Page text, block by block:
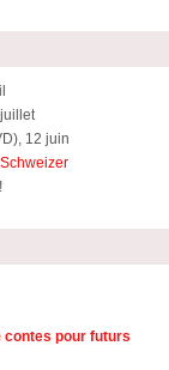
12 juin
contes pour futurs